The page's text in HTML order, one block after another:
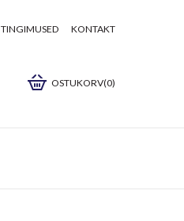
TINGIMUSED KONTAKT
OSTUKORV(0)